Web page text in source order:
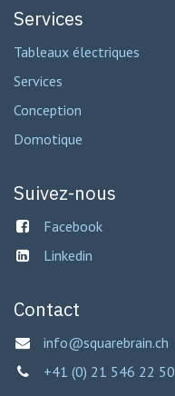
Services
Tableaux électriques
Services
Conception
Domotique
Suivez-nous
Facebook
Linkedin
Contact
info@squarebrain.ch
+41 (0) 21 546 22 50